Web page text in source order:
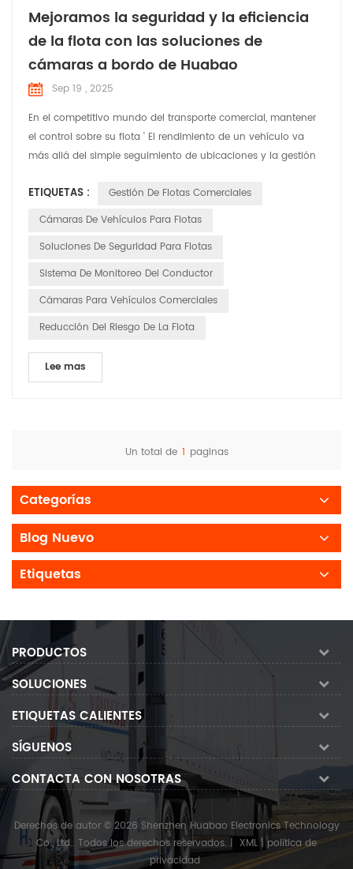
Mejoramos la seguridad y la eficiencia
de la flota con las soluciones de
cámaras a bordo de Huabao
Sep 19 , 2025
En el competitivo mundo del transporte comercial, mantener
el control sobre su flota ' El rendimiento de un vehículo va
más allá del simple seguimiento de ubicaciones y la gestión
real de las operaciones diarias — algo que los
administradores de flotas modernos ya no pueden permitirse
ETIQUETAS :
Gestión De Flotas Comerciales
Cámaras De Vehículos Para Flotas
Soluciones De Seguridad Para Flotas
Sistema De Monitoreo Del Conductor
Cámaras Para Vehículos Comerciales
Reducción Del Riesgo De La Flota
Lee mas
Un total de 1 paginas
Categorías
Blog Nuevo
Etiquetas
PRODUCTOS
SOLUCIONES
ETIQUETAS CALIENTES
SÍGUENOS
CONTACTA CON NOSOTRAS
Derechos de autor © 2026 Shenzhen Huabao Electronics Technology
Co., Ltd.. Todos los derechos reservados. | XML | política de
privacidad